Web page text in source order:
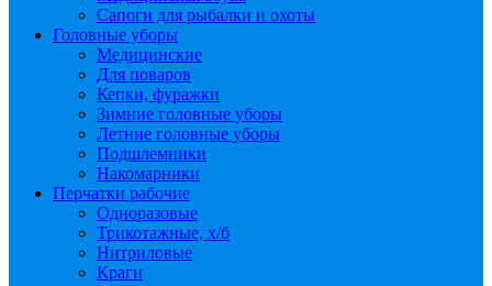
Сапоги для рыбалки и охоты
Головные уборы
Медицинские
Для поваров
Кепки, фуражки
Зимние головные уборы
Летние головные уборы
Подшлемники
Накомарники
Перчатки рабочие
Одноразовые
Трикотажные, х/б
Нитриловые
Краги